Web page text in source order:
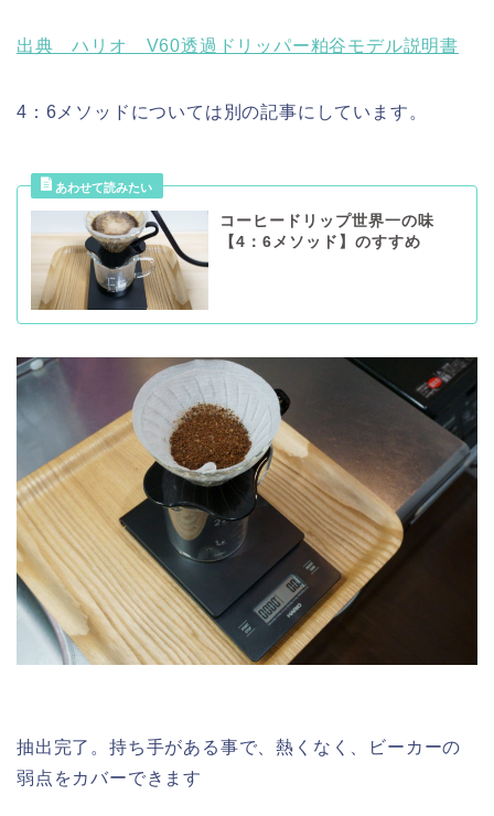
出典 ハリオ V60透過ドリッパー粕谷モデル説明書
4：6メソッドについては別の記事にしています。
コーヒードリップ世界一の味
【4：6メソッド】のすすめ
抽出完了。持ち手がある事で、熱くなく、ビーカーの
弱点をカバーできます